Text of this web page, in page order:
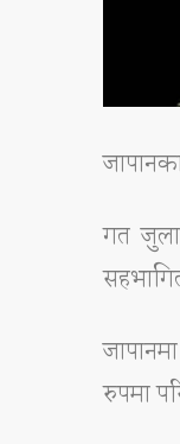
गत
रुपमा